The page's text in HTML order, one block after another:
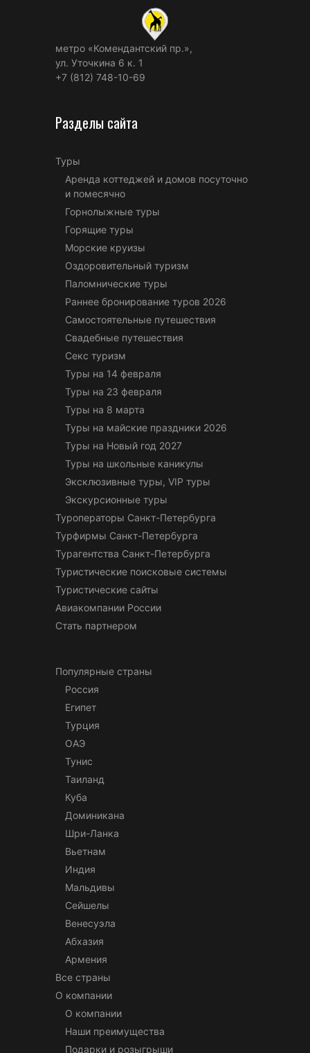
метро «Комендантский пр.»,
ул. Уточкина 6 к. 1
+7 (812) 748-10-69
Разделы сайта
Туры
Аренда коттеджей и домов посуточно
и помесячно
Горнолыжные туры
Горящие туры
Морские круизы
Оздоровительный туризм
Паломнические туры
Раннее бронирование туров 2026
Самостоятельные путешествия
Свадебные путешествия
Секс туризм
Туры на 14 февраля
Туры на 23 февраля
Туры на 8 марта
Туры на майские праздники 2026
Туры на Новый год 2027
Туры на школьные каникулы
Эксклюзивные туры, VIP туры
Экскурсионные туры
Туроператоры Санкт-Петербурга
Турфирмы Санкт-Петербурга
Турагентства Санкт-Петербурга
Туристические поисковые системы
Туристические сайты
Авиакомпании России
Стать партнером
Популярные страны
Россия
Египет
Турция
ОАЭ
Тунис
Таиланд
Куба
Доминикана
Шри-Ланка
Вьетнам
Индия
Мальдивы
Сейшелы
Венесуэла
Абхазия
Армения
Все страны
О компании
О компании
Наши преимущества
Подарки и розыгрыши